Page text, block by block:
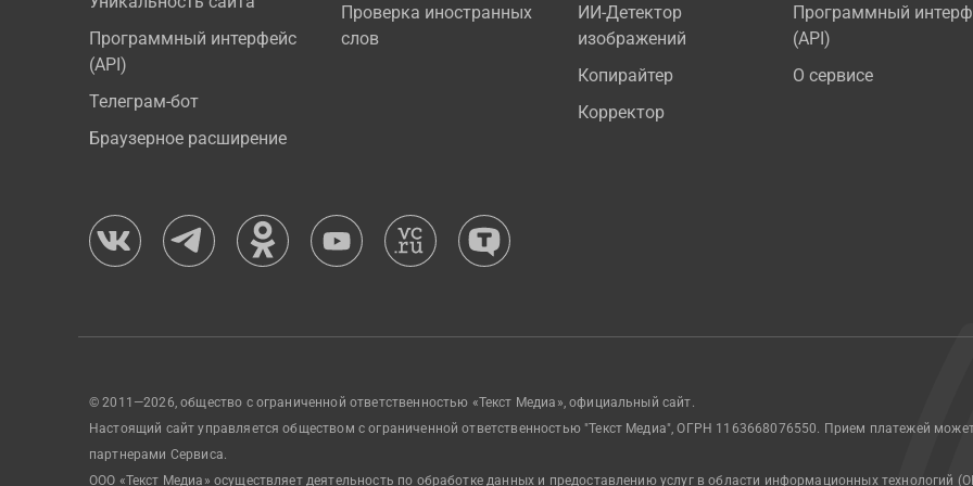
Программный интерфейс
(API)
Телеграм-бот
Браузерное расширение
Проверка иностранных
слов
ИИ-Детектор
изображений
Копирайтер
Корректор
Программный
(API)
О сервисе
© 2011—2026, общество с ограниченной ответственностью «Текст Медиа», официальный сайт.
Настоящий сайт управляется обществом с ограниченной ответственностью "Текст Медиа", ОГРН 1163668076550. Прием платежей
партнерами Сервиса.
ООО «Текст Медиа» осуществляет деятельность по обработке данных и предоставлению услуг в области информационных технологий